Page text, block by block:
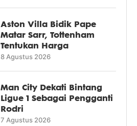
Aston Villa Bidik Pape
Matar Sarr, Tottenham
Tentukan Harga
8 Agustus 2026
Man City Dekati Bintang
Ligue 1 Sebagai Pengganti
Rodri
7 Agustus 2026